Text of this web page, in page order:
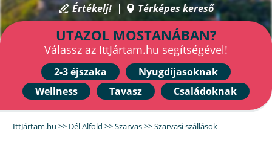
Értékelj! Térképes kereső
UTAZOL MOSTANÁBAN?
Válassz az IttJártam.hu segítségével!
2-3 éjszaka
Nyugdíjasoknak
Wellness
Tavasz Családoknak
IttJártam.hu >> Dél Alföld >>Szarvas>>Szarvasi szállások